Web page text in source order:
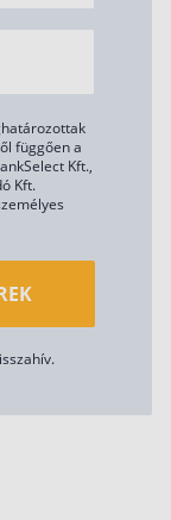
függően a
Kft.,
Kft.